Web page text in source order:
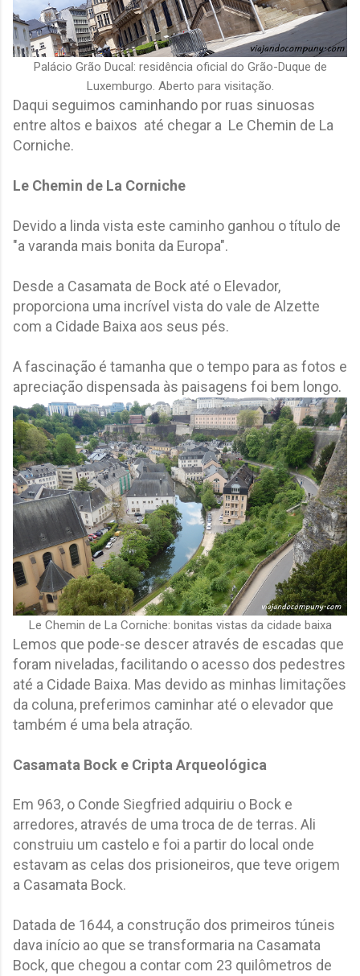
Palácio Grão Ducal: residência oficial do Grão-Duque de
Luxemburgo. Aberto para visitação.
Daqui seguimos caminhando por ruas sinuosas
entre altos e baixos até chegar a Le Chemin de La
Corniche.
Le Chemin de La Corniche
Devido a linda vista este caminho ganhou o título de
"a varanda mais bonita da Europa".
Desde a Casamata de Bock até o Elevador,
proporciona uma incrível vista do vale de Alzette
com a Cidade Baixa aos seus pés.
A fascinação é tamanha que o tempo para as fotos e
apreciação dispensada às paisagens foi bem longo.
Le Chemin de La Corniche: bonitas vistas da cidade baixa
Lemos que pode-se descer através de escadas que
foram niveladas, facilitando o acesso dos pedestres
até a Cidade Baixa. Mas devido as minhas limitações
da coluna, preferimos caminhar até o elevador que
também é uma bela atração.
Casamata Bock e Cripta Arqueológica
Em 963, o Conde Siegfried adquiriu o Bock e
arredores, através de uma troca de de terras. Ali
construiu um castelo e foi a partir do local onde
estavam as celas dos prisioneiros, que teve origem
a Casamata Bock.
Datada de 1644, a construção dos primeiros túneis
dava início ao que se transformaria na Casamata
Bock, que chegou a contar com 23 quilômetros de